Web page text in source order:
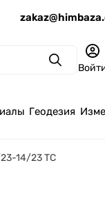
Поиск
Геодезия
14/23 ТС